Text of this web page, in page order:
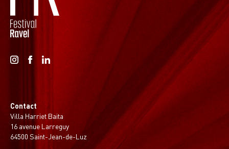
Contact
Villa Harriet Baita
16 avenue Larreguy
64500 Saint-Jean-de-Luz